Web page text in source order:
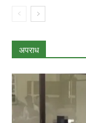
अपराध